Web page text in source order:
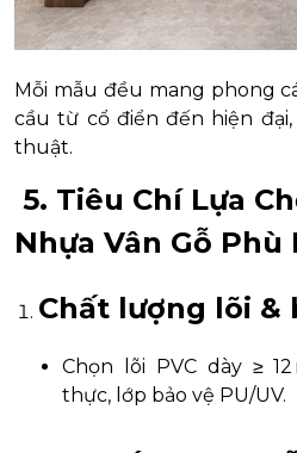
Mỗi mẫu đều mang phong
cầu từ cổ điển đến hiện
thuật.
5. Tiêu Chí Lựa
Nhựa Vân Gỗ Phù
Chất lượng lõi &
Chọn lõi PVC dày ≥
thực, lớp bảo vệ PU/UV.